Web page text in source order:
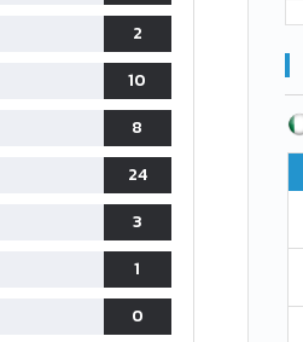
2
10
8
24
3
1
0
38